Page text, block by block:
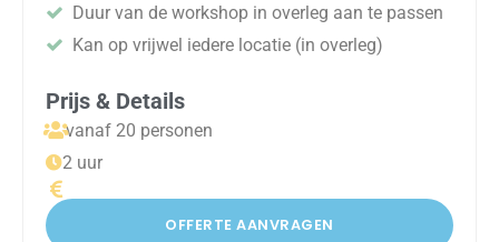
Duur van de workshop in overleg aan te passen
Kan op vrijwel iedere locatie (in overleg)
Prijs & Details
vanaf 20 personen
2 uur
OFFERTE AANVRAGEN